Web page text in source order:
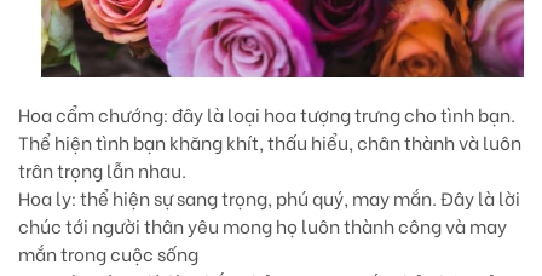
Hoa cẩm chướng: đây là loại hoa tượng trưng cho tình bạn.
Thể hiện tình bạn khăng khít, thấu hiểu, chân thành và luôn
trân trọng lẫn nhau.
Hoa ly: thể hiện sự sang trọng, phú quý, may mắn. Đây là lời
chúc tới người thân yêu mong họ luôn thành công và may
mắn trong cuộc sống